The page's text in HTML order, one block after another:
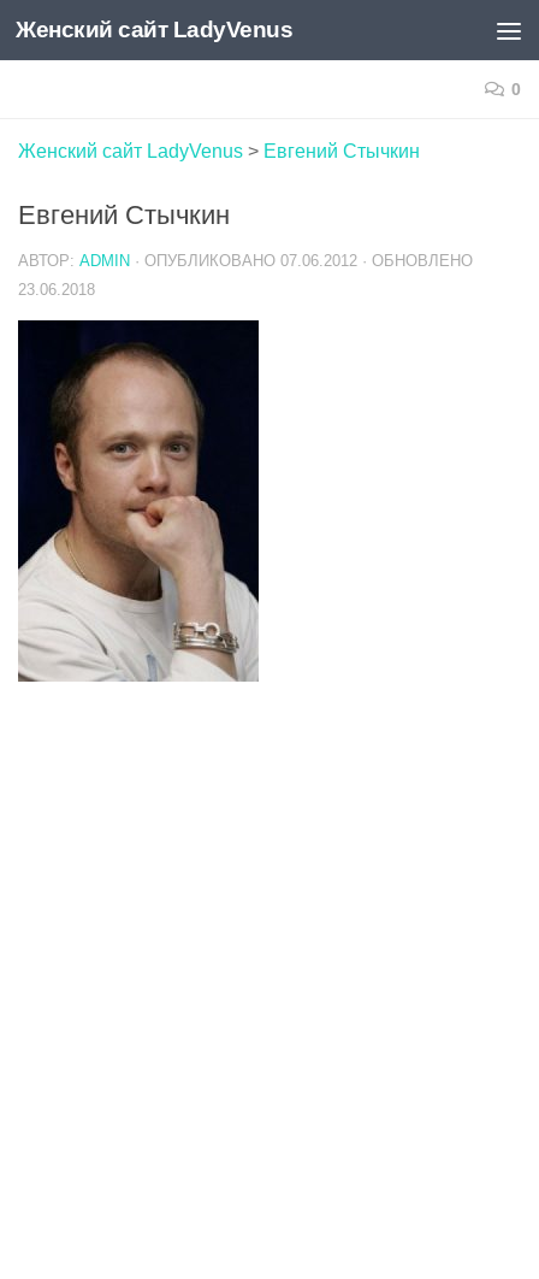
Skip to content
Женский сайт LadyVenus
0
Женский сайт LadyVenus > Евгений Стычкин
Евгений Стычкин
АВТОР: ADMIN · ОПУБЛИКОВАНО 07.06.2012 · ОБНОВЛЕНО
23.06.2018